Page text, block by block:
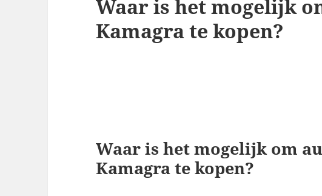
Waar is het mogelijk
Kamagra te kopen?
Waar is het mogelijk om
Kamagra te kopen?